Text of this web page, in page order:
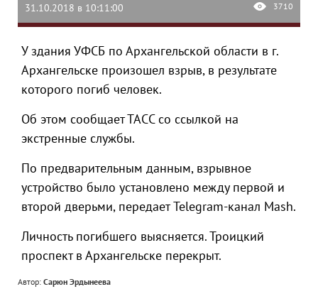
31.10.2018 в 10:11:00 3710
У здания УФСБ по Архангельской области в г.
Архангельске произошел взрыв, в результате
которого погиб человек.
Об этом сообщает ТАСС со ссылкой на
экстренные службы.
По предварительным данным, взрывное
устройство было установлено между первой и
второй дверьми, передает Telegram-канал Mash.
Личность погибшего выясняется. Троицкий
проспект в Архангельске перекрыт.
Автор: Сарюн Эрдынеева